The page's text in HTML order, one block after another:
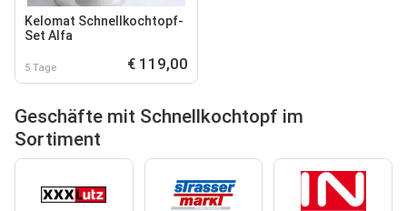
Kelomat Schnellkochtopf-
Set Alfa
5 Tage € 119,00
Geschäfte mit Schnellkochtopf im
Sortiment